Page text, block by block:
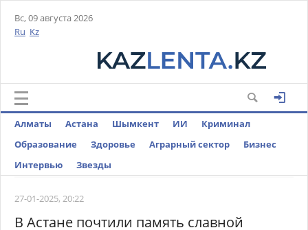
Вс, 09 августа 2026
Ru Kz
Алматы Астана Шымкент ИИ
Криминал
Образование
Здоровье Аграрный сектор
Бизнес
Интервью
Звезды
27-01-2025, 20:22
В Астане почтили память славной